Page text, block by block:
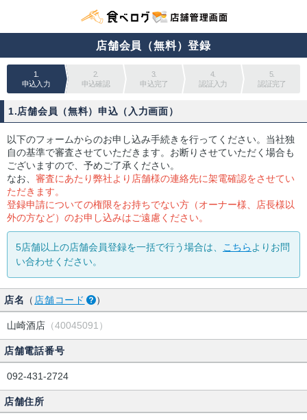
店舗会員（無料）登録
1.
申込入力
2.
申込確認
3.
申込完了
4.
認証入力
5.
認証完了
1.店舗会員（無料）申込（入力画面）
以下のフォームからのお申し込み手続きを行ってください。当社独
自の基準で審査させていただきます。お断りさせていただく場合も
ございますので、予めご了承ください。
なお、 審査にあたり弊社より店舗様の連絡先に架電確認をさせてい
ただきます。
登録申請についての権限をお持ちでない方（オーナー様、店長様以
外の方など）のお申し込みはご遠慮ください。
5店舗以上の店舗会員登録を一括で行う場合は、 こちら よりお問
い合わせください。
店名 （ 店舗コード ）
山崎酒店 （40045091）
店舗電話番号
092-431-2724
店舗住所